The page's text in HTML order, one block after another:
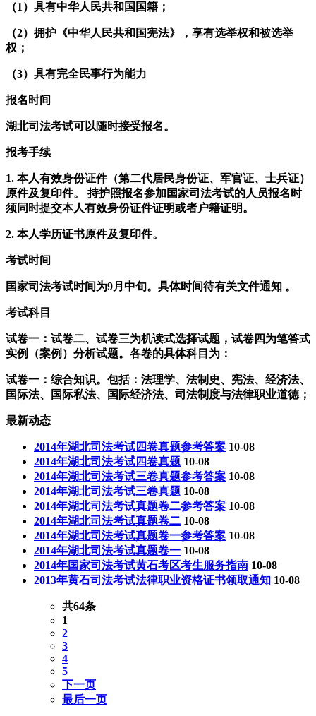
（1）具有中华人民共和国国籍；
（2）拥护《中华人民共和国宪法》，享有选举权和被选举
权；
（3）具有完全民事行为能力
报名时间
湖北司法考试可以随时接受报名。
报考手续
1. 本人有效身份证件（第二代居民身份证、军官证、士兵证）
原件及复印件。 持护照报名参加国家司法考试的人员报名时
须同时提交本人有效身份证件证明或者户籍证明。
2. 本人学历证书原件及复印件。
考试时间
国家司法考试时间为9月中旬。具体时间待有关文件通知 。
考试科目
试卷一：试卷二、试卷三为机读式选择试题，试卷四为笔答式
实例（案例）分析试题。各卷的具体科目为：
试卷一：综合知识。包括：法理学、法制史、宪法、经济法、
国际法、国际私法、国际经济法、司法制度与法律职业道德；
最新动态
2014年湖北司法考试四卷真题参考答案 10-08
2014年湖北司法考试四卷真题 10-08
2014年湖北司法考试三卷真题参考答案 10-08
2014年湖北司法考试三卷真题 10-08
2014年湖北司法考试真题卷二参考答案 10-08
2014年湖北司法考试真题卷二 10-08
2014年湖北司法考试真题卷一参考答案 10-08
2014年湖北司法考试真题卷一 10-08
2014年国家司法考试黄石考区考生服务指南 10-08
2013年黄石司法考试法律职业资格证书领取通知 10-08
共64条
1
2
3
4
5
下一页
最后一页